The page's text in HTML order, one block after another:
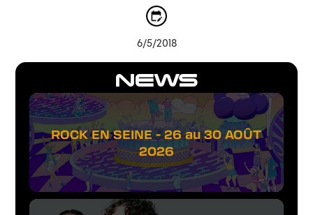
NEWS
ROCK EN SEINE - 26 au 30 AOÛT
2026
6/5/2018